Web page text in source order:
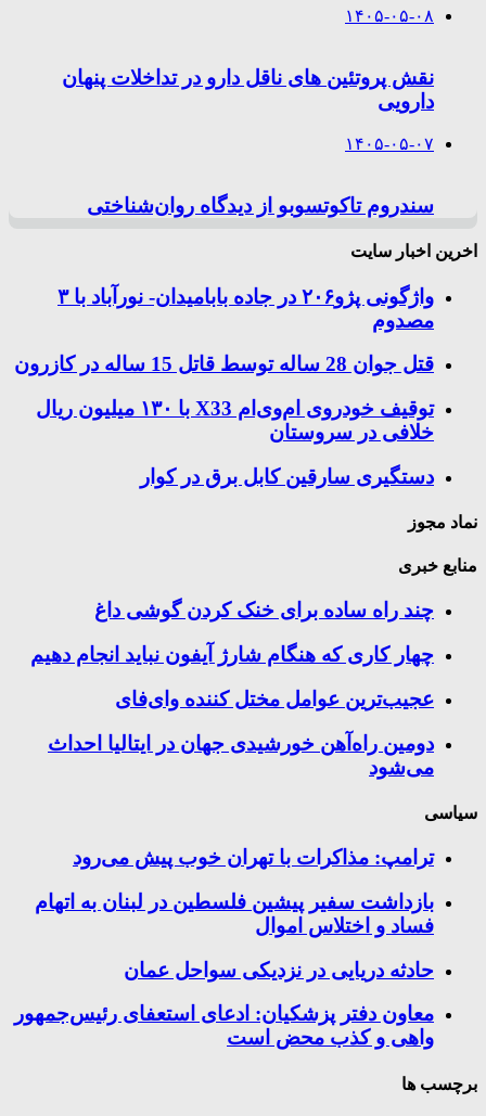
۱۴۰۵-۰۵-۰۸
نقش پروتئین های ناقل دارو در تداخلات پنهان
دارویی
۱۴۰۵-۰۵-۰۷
سندروم تاکوتسوبو از دیدگاه روان‌شناختی
اخرین اخبار سایت
واژگونی پژو۲۰۶ در جاده بابامیدان- نورآباد با ۳
مصدوم
قتل جوان 28 ساله توسط قاتل 15 ساله در کازرون
توقیف خودروی ام‌وی‌ام X33 با ۱۳۰ میلیون ریال
خلافی در سروستان
دستگیری سارقین کابل برق در کوار
نماد مجوز
منابع خبری
چند راه‌ ساده برای خنک کردن گوشی داغ
چهار کاری که هنگام شارژ آیفون نباید انجام دهیم
عجیب‌ترین عوامل مختل کننده وای‌فای
دومین راه‌آهن خورشیدی جهان در ایتالیا احداث
می‌شود
سیاسی
ترامپ: مذاکرات با تهران خوب پیش می‌رود
بازداشت سفیر پیشین فلسطین در لبنان به اتهام
فساد و اختلاس اموال
حادثه دریایی در نزدیکی سواحل عمان
معاون دفتر پزشکیان: ادعای استعفای رئیس‌جمهور
واهی و کذب محض است
برچسب ها